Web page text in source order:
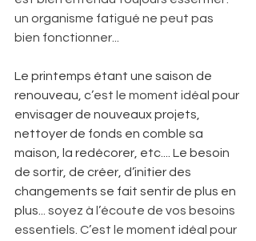
un organisme fatigué ne peut pas
bien fonctionner...
Le printemps étant une saison de
renouveau, c’est le moment idéal pour
envisager de nouveaux projets,
nettoyer de fonds en comble sa
maison, la redécorer, etc.... Le besoin
de sortir, de créer, d’initier des
changements se fait sentir de plus en
plus..
. soyez à l’écoute de vos besoins
essentiels. C’est le moment idéal pour